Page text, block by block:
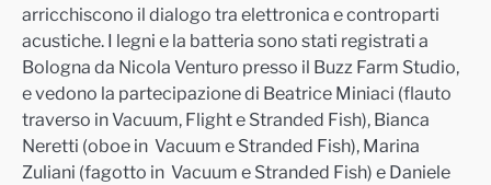
arricchiscono il dialogo tra elettronica e controparti
acustiche. I legni e la batteria sono stati registrati a
Bologna da Nicola Venturo presso il Buzz Farm Studio,
e vedono la partecipazione di Beatrice Miniaci (flauto
traverso in Vacuum, Flight e Stranded Fish), Bianca
Neretti (oboe in Vacuum e Stranded Fish), Marina
Zuliani (fagotto in Vacuum e Stranded Fish) e Daniele